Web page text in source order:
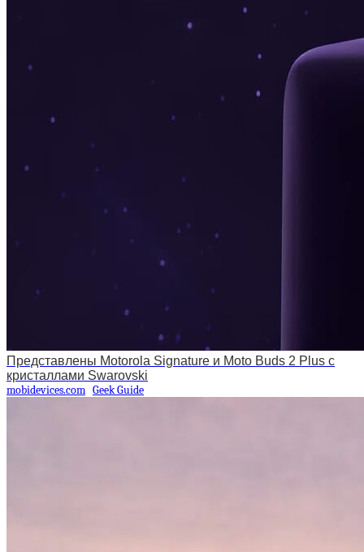
Представлены Motorola Signature и Moto Buds 2 Plus с
кристаллами Swarovski
mobidevices.com Geek Guide